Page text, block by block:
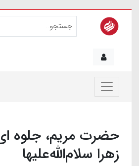
حضرت مریم، جلوه
زهرا سلام‌الله‌علیها